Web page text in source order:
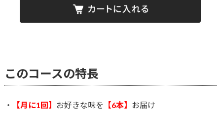
このコースの特長
・ 【月に1回】 お好きな味を 【6本】 お届け